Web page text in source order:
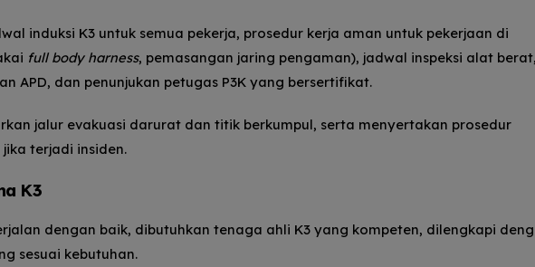
induksi K3 untuk semua pekerja, prosedur kerja aman untuk pekerjaan di
full body harness, pemasangan jaring pengaman), jadwal inspeksi alat
APD, dan penunjukan petugas P3K yang bersertifikat.
jalur evakuasi darurat dan titik berkumpul, serta menyertakan prosedur
terjadi insiden.
K3
dengan baik, dibutuhkan tenaga ahli K3 yang kompeten, dilengkapi
sesuai kebutuhan.